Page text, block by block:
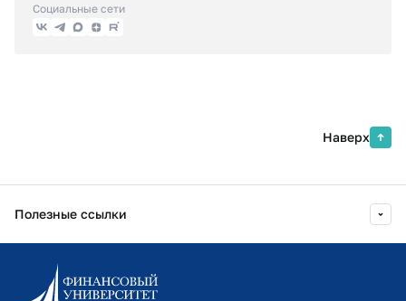
Социальные сети
Наверх
Полезные ссылки
Информационно-образовательный портал